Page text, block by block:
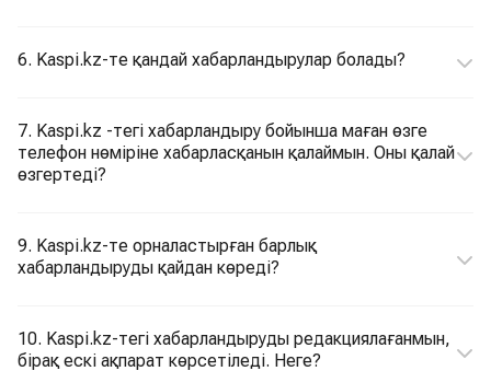
6. Kaspi.kz-те қандай хабарландырулар болады?
7. Kaspi.kz -тегі хабарландыру бойынша маған өзге
телефон нөміріне хабарласқанын қалаймын. Оны қалай
өзгертеді?
9. Kaspi.kz-те орналастырған барлық
хабарландыруды қайдан көреді?
10. Kaspi.kz-тегі хабарландыруды редакциялағанмын,
бірақ ескі ақпарат көрсетіледі. Неге?